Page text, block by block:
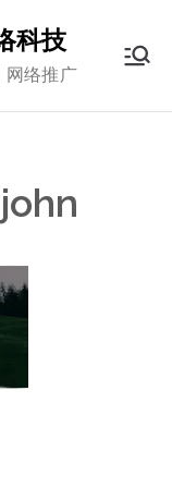
科技
网络推广